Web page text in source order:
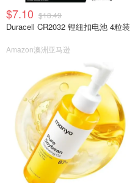
$7.10 $18.49
Duracell CR2032 锂纽扣电池 4粒装
Amazon澳洲亚马逊